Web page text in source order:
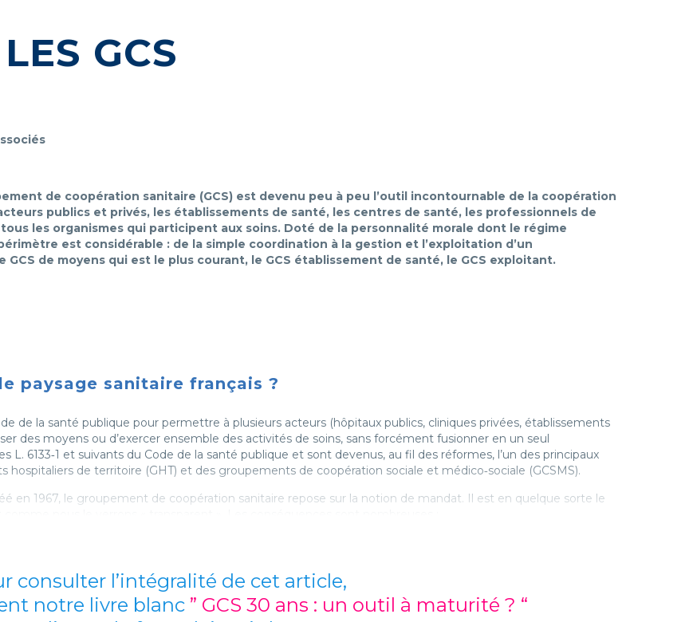
GCS
de coopération sanitaire (GCS) est devenu peu à peu l’outil incontournable de la coopération
publics et privés, les établissements de santé, les centres de santé, les professionnels de
les organismes qui participent aux soins. Doté de la personnalité morale dont le régime
est considérable : de la simple coordination à la gestion et l’exploitation d’un
de moyens qui est le plus courant, le GCS établissement de santé, le GCS exploitant.
paysage sanitaire français ?
de la santé publique pour permettre à plusieurs acteurs (hôpitaux publics, cliniques privées, établissements
des moyens ou d’exercer ensemble des activités de soins, sans forcément fusionner en un seul
6133‑1 et suivants du Code de la santé publique et sont devenus, au fil des réformes, l’un des principaux
de territoire (GHT) et des groupements de coopération sociale et médico‑sociale (GCSMS).
en 1967, le groupement de coopération sanitaire repose sur la notion de mandat. Il est en quelque sorte le
consulter l’intégralité de cet article,
notre livre blanc ” GCS 30 ans : un outil à maturité ? “